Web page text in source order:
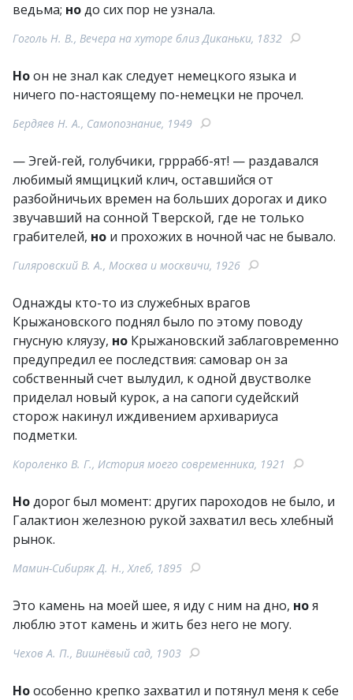
ведьма; нодо сих пор не узнала.
Гоголь Н. В., Вечера на хуторе близ Диканьки, 1832
Ноон не знал как следует немецкого языка и
ничего по-настоящему по-немецки не прочел.
Бердяев Н. А., Самопознание, 1949
— Эгей-гей, голубчики, грррабб-ят! — раздавался
любимый ямщицкий клич, оставшийся от
разбойничьих времен на больших дорогах и дико
звучавший на сонной Тверской, где не только
грабителей, но и прохожих в ночной час не бывало.
Гиляровский В. А., Москва и москвичи, 1926
Однажды кто-то из служебных врагов
Крыжановского поднял было по этому поводу
гнусную кляузу, но Крыжановский заблаговременно
предупредил ее последствия: самовар он за
собственный счет вылудил, к одной двустволке
приделал новый курок, а на сапоги судейский
сторож накинул иждивением архивариуса
подметки.
Короленко В. Г., История моего современника, 1921
Нодорог был момент: других пароходов не было, и
Галактион железною рукой захватил весь хлебный
рынок.
Мамин-Сибиряк Д. Н., Хлеб, 1895
Это камень на моей шее, я иду с ним на дно, ноя
люблю этот камень и жить без него не могу.
Чехов А. П., Вишнёвый сад, 1903
Ноособенно крепко захватил и потянул меня к себе